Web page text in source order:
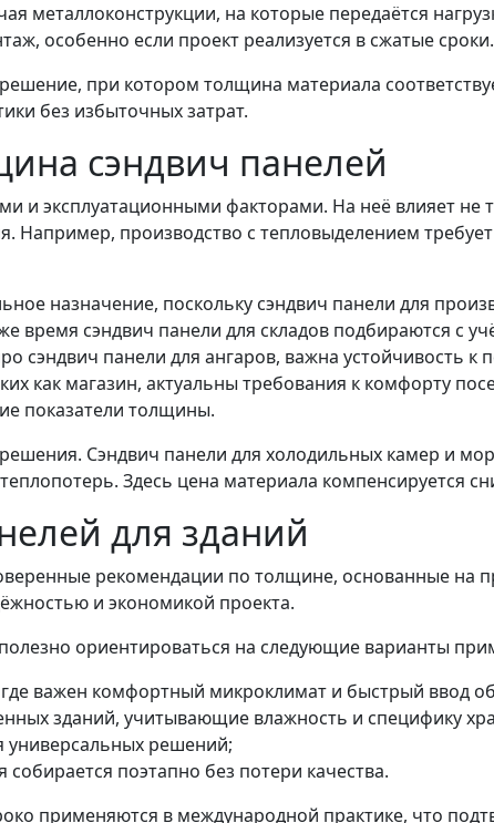
металлоконструкции, на которые передаётся
особенно если проект реализуется в сжатые сроки.
при котором толщина материала
без избыточных затрат.
сэндвич панелей
и эксплуатационными факторами. На неё влияет не
Например, производство с тепловыделением
назначение, поскольку сэндвич панели для
время сэндвич панели для складов подбираются с
сэндвич панели для ангаров, важна устойчивость
как магазин, актуальны требования к комфорту
показатели толщины.
Сэндвич панели для холодильных камер и
Здесь цена материала компенсируется
для зданий
рекомендации по толщине, основанные на
и экономикой проекта.
ориентироваться на следующие варианты
важен комфортный микроклимат и быстрый ввод
зданий, учитывающие влажность и специфику
универсальных решений;
поэтапно без потери качества.
применяются в международной практике, что